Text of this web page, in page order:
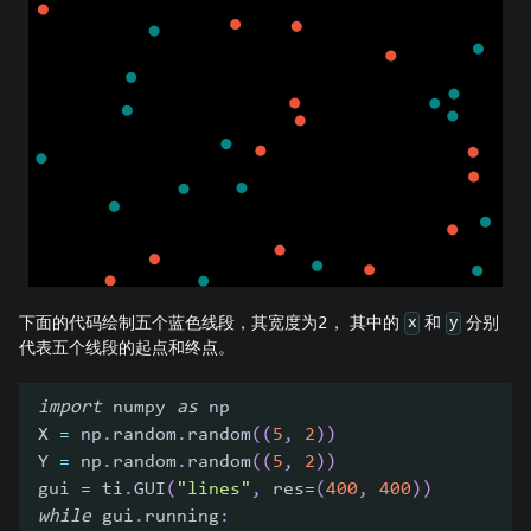
下面的代码绘制五个蓝色线段，其宽度为2， 其中的 x 和 y 分别
代表五个线段的起点和终点。
import numpy as np
X = np . random . random( ( 5 , 2 ) )
Y = np . random . random( ( 5 , 2 ) )
gui = ti .GUI( "lines" , res=(400 , 400 ) )
while gui . running: